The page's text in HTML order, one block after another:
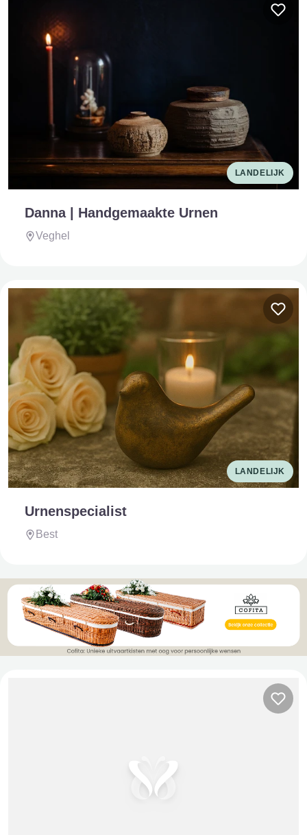
LANDELIJK
Danna | Handgemaakte Urnen
Veghel
LANDELIJK
Urnenspecialist
Best